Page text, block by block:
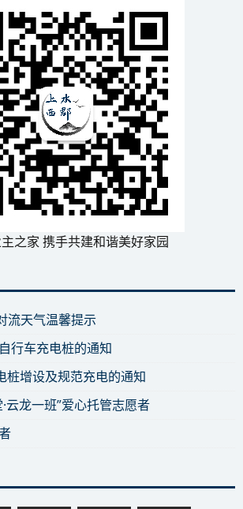
之家 携手共建和谐美好家园
流天气温馨提示
行车充电桩的通知
桩增设及规范充电的通知
云龙一班”爱心托管志愿者